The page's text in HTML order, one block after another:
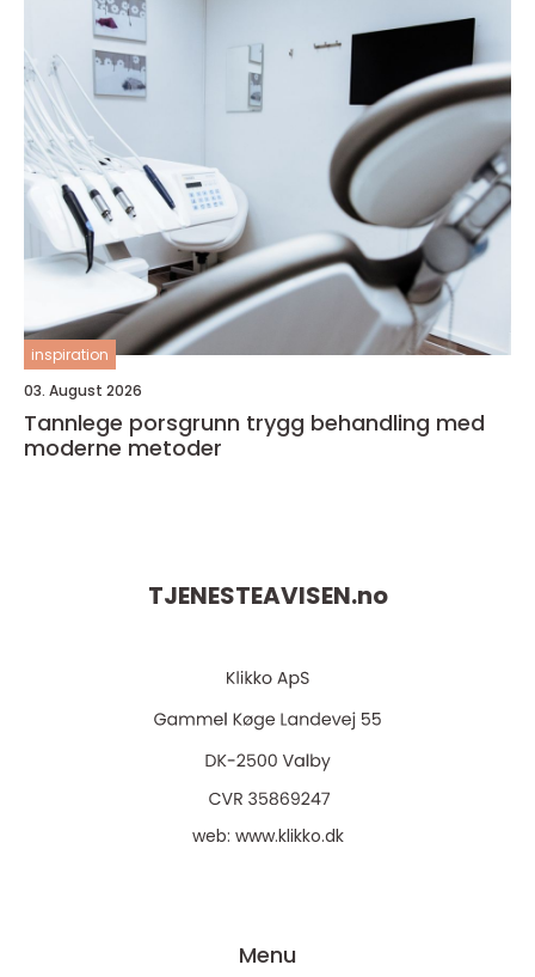
inspiration
03. August 2026
Tannlege porsgrunn trygg behandling med
moderne metoder
TJENESTEAVISEN.no
web: www.klikko.dk
Menu